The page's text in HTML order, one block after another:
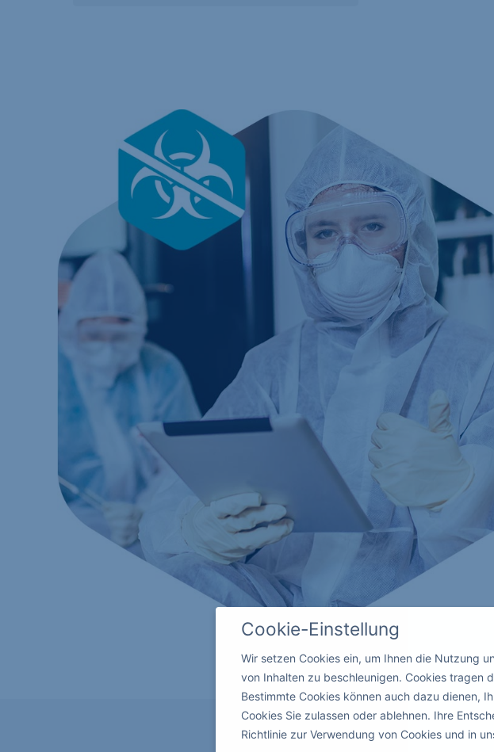
Cookie-Einstellung
Wir setzen Cookies ein, um Ihnen die Nutzung
von Inhalten zu beschleunigen. Cookies tragen
Bestimmte Cookies können auch dazu dienen,
Cookies Sie zulassen oder ablehnen. Ihre
Richtlinie zur Verwendung von Cookies und in